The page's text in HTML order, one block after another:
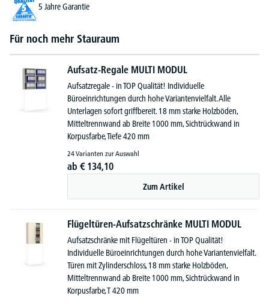
5 Jahre Garantie
Für noch mehr Stauraum
Aufsatz-Regale MULTI MODUL
Aufsatzregale - in TOP Qualität! Individuelle
Büroeinrichtungen durch hohe Variantenvielfalt. Alle
Unterlagen sofort griffbereit. 18 mm starke Holzböden,
Mitteltrennwand ab Breite 1000 mm, Sichtrückwand in
Korpusfarbe, Tiefe 420 mm
24 Varianten zur Auswahl
ab € 134,10
Zum Artikel
Flügeltüren-Aufsatzschränke MULTI MODUL
Aufsatzschränke mit Flügeltüren - in TOP Qualität!
Individuelle Büroeinrichtungen durch hohe Variantenvielfalt.
Türen mit Zylinderschloss, 18 mm starke Holzböden,
Mitteltrennwand ab Breite 1000 mm, Sichtrückwand in
Korpusfarbe, T 420 mm